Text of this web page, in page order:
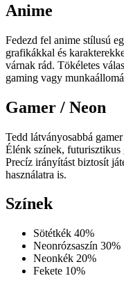
Anime
Fedezd fel anime stílusú
grafikákkal és
várnak rád. Tökéletes
gaming vagy
Gamer / Neon
Tedd látványosabbá
Élénk színek, futurisztikus
Precíz irányítást biztosít
használatra is.
Színek
Sötétkék 40%
Neonrózsaszín 30%
Neonkék 20%
Fekete 10%